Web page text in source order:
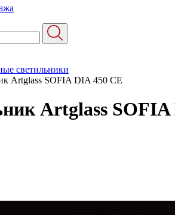
светильники
Artglass SOFIA DIA 450 CE
Artglass SOFIA